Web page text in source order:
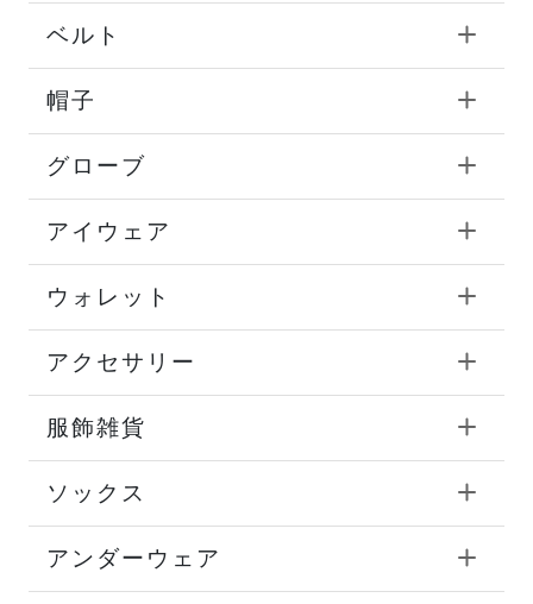
ベルト
帽子
グローブ
アイウェア
ウォレット
アクセサリー
服飾雑貨
ソックス
アンダーウェア